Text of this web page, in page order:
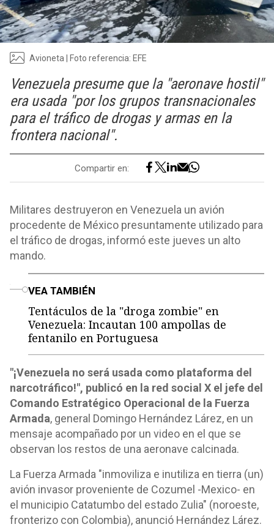
Avioneta | Foto referencia: EFE
Venezuela presume que la "aeronave hostil"
era usada "por los grupos transnacionales
para el tráfico de drogas y armas en la
frontera nacional".
Compartir en:
Militares destruyeron en Venezuela un avión
procedente de México presuntamente utilizado para
el tráfico de drogas, informó este jueves un alto
mando.
VEA TAMBIÉN
Tentáculos de la "droga zombie" en
Venezuela: Incautan 100 ampollas de
fentanilo en Portuguesa
"¡Venezuela no será usada como plataforma del
narcotráfico!", publicó en la red social X el jefe del
Comando Estratégico Operacional de la Fuerza
Armada, general Domingo Hernández Lárez, en un
mensaje acompañado por un video en el que se
observan los restos de una aeronave calcinada.
La Fuerza Armada "inmoviliza e inutiliza en tierra (un)
avión invasor proveniente de Cozumel -Mexico- en
el municipio Catatumbo del estado Zulia" (noroeste,
fronterizo con Colombia), anunció Hernández Lárez.